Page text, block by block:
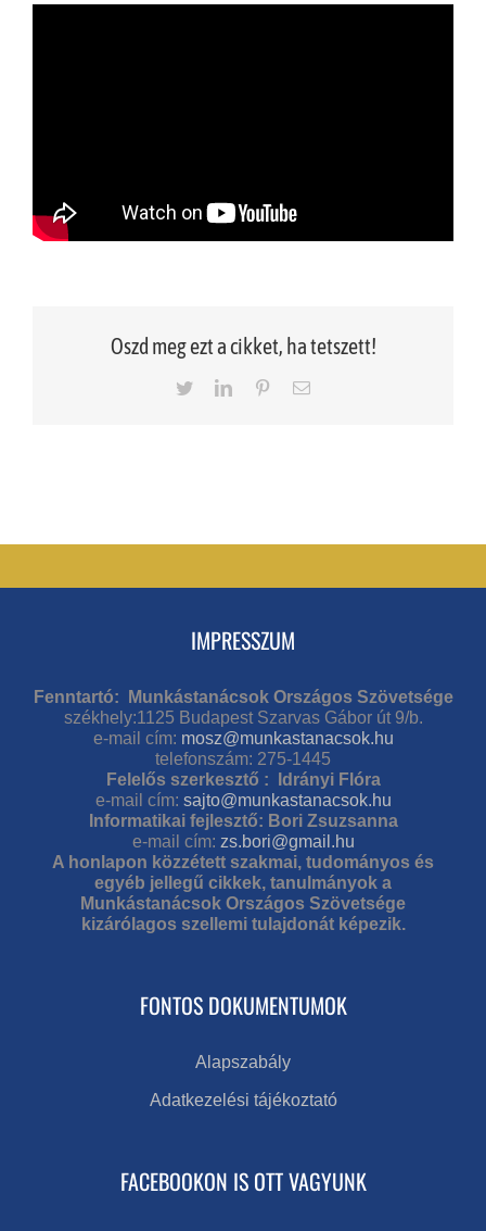
Oszd meg ezt a cikket, ha tetszett!
TwitterLinkedInPinterestEmail
IMPRESSZUM
Fenntartó: Munkástanácsok Országos Szövetsége
székhely:1125 Budapest Szarvas Gábor út 9/b.
e-mail cím: mosz@munkastanacsok.hu
telefonszám: 275-1445
Felelős szerkesztő : Idrányi Flóra
e-mail cím: sajto@munkastanacsok.hu
Informatikai fejlesztő: Bori Zsuzsanna
e-mail cím: zs.bori@gmail.hu
A honlapon közzétett szakmai, tudományos és
egyéb jellegű cikkek, tanulmányok a
Munkástanácsok Országos Szövetsége
kizárólagos szellemi tulajdonát képezik.
FONTOS DOKUMENTUMOK
Alapszabály
Adatkezelési tájékoztató
FACEBOOKON IS OTT VAGYUNK